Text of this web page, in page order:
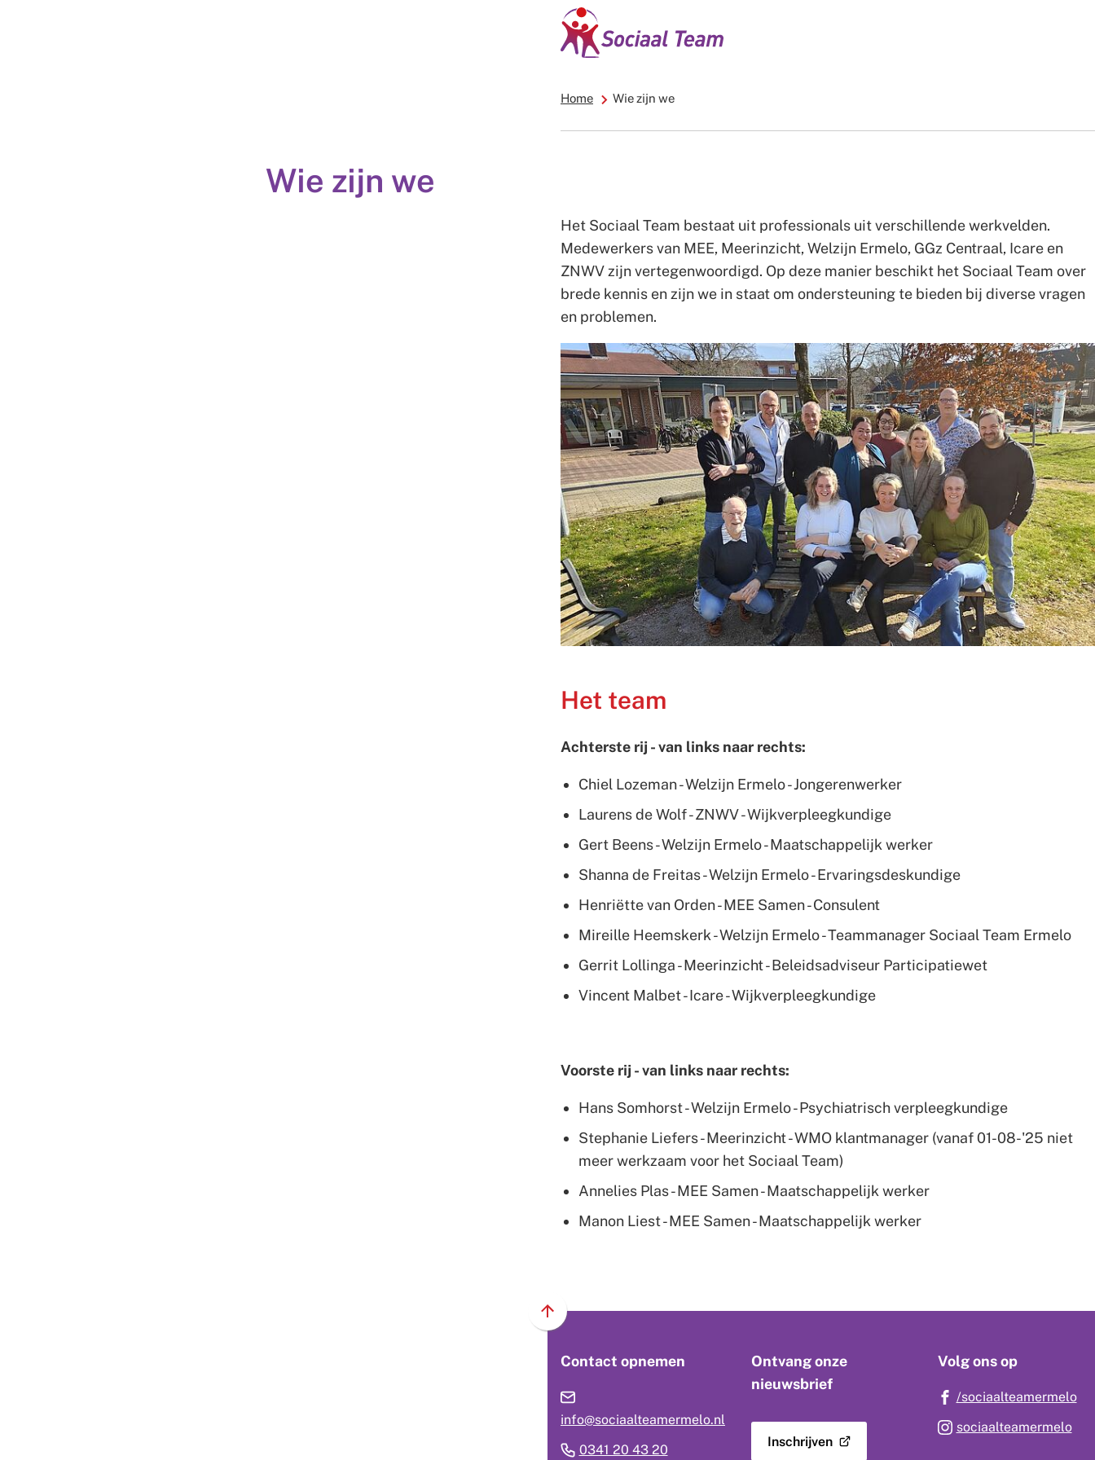
Home Wie zijn we
Wie zijn we
Het Sociaal Team bestaat uit professionals uit verschillende werkvelden.
Medewerkers van MEE, Meerinzicht, Welzijn Ermelo, GGz Centraal, Icare en
ZNWV zijn vertegenwoordigd. Op deze manier beschikt het Sociaal Team over
brede kennis en zijn we in staat om ondersteuning te bieden bij diverse vragen
en problemen.
Het team
Achterste rij - van links naar rechts:
Chiel Lozeman - Welzijn Ermelo - Jongerenwerker
Laurens de Wolf - ZNWV - Wijkverpleegkundige
Gert Beens - Welzijn Ermelo - Maatschappelijk werker
Shanna de Freitas - Welzijn Ermelo - Ervaringsdeskundige
Henriëtte van Orden - MEE Samen - Consulent
Mireille Heemskerk - Welzijn Ermelo - Teammanager Sociaal Team Ermelo
Gerrit Lollinga - Meerinzicht - Beleidsadviseur Participatiewet
Vincent Malbet - Icare - Wijkverpleegkundige
Voorste rij - van links naar rechts:
Hans Somhorst - Welzijn Ermelo - Psychiatrisch verpleegkundige
Stephanie Liefers - Meerinzicht - WMO klantmanager (vanaf 01-08-'25 niet
meer werkzaam voor het Sociaal Team)
Annelies Plas - MEE Samen - Maatschappelijk werker
Manon Liest - MEE Samen - Maatschappelijk werker
Scroll
boven
het
begin
van
Contact opnemen
info@sociaalteamermelo.nl (Verwijst
0341 20 43 20(Verwijst
Ontvang onze
nieuwsbrief
Inschrijven
(Verwijst
Volg ons op
/sociaalteamermelo
sociaalteamermelo